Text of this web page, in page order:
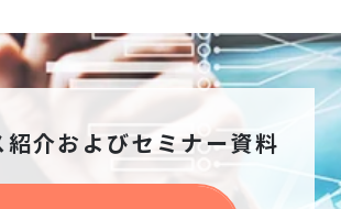
紹介およびセミナー資料